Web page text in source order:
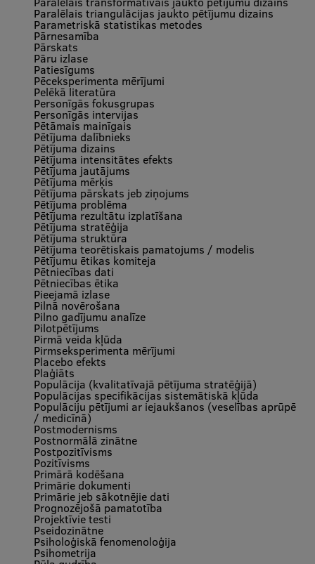
Paralēlais triangulācijas jaukto pētījumu dizains
Parametriskā statistikas metodes
Pārnesamība
Pārskats
Pāru izlase
Patiesīgums
Pēceksperimenta mērījumi
Pelēkā literatūra
Personīgās fokusgrupas
Personīgās intervijas
Pētāmais mainīgais
Pētījuma dalībnieks
Pētījuma dizains
Pētījuma intensitātes efekts
Pētījuma jautājums
Pētījuma mērķis
Pētījuma pārskats jeb ziņojums
Pētījuma problēma
Pētījuma rezultātu izplatīšana
Pētījuma stratēģija
Pētījuma struktūra
Pētījuma teorētiskais pamatojums / modelis
Pētījumu ētikas komiteja
Pētniecības dati
Pētniecības ētika
Pieejamā izlase
Pilnā novērošana
Pilno gadījumu analīze
Pilotpētījums
Pirmā veida kļūda
Pirmseksperimenta mērījumi
Placebo efekts
Plaģiāts
Populācija (kvalitatīvajā pētījuma stratēģijā)
Populācijas specifikācijas sistemātiskā kļūda
Populāciju pētījumi ar iejaukšanos (veselības aprūpē
/ medicīnā)
Postmodernisms
Postnormālā zinātne
Postpozitīvisms
Pozitīvisms
Primārā kodēšana
Primārie dokumenti
Primārie jeb sākotnējie dati
Prognozējošā pamatotība
Projektīvie testi
Pseidozinātne
Psiholoģiskā fenomenoloģija
Psihometrija